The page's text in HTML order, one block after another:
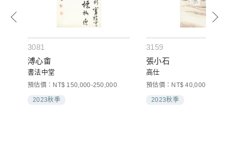
3081
溥心畬
書法中堂
預估價：NT$ 150,000-250,000
2023秋季
3159
張小石
高仕
預估價：NT$ 40,000-60,000
2023秋季